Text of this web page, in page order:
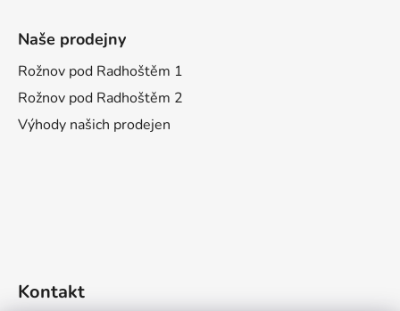
Naše prodejny
Rožnov pod Radhoštěm 1
Rožnov pod Radhoštěm 2
Výhody našich prodejen
Kontakt